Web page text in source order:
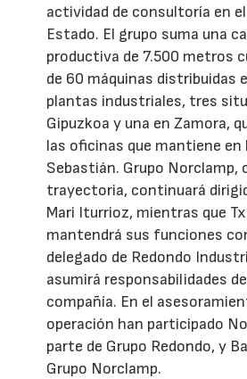
actividad de consultoría en
Estado. El grupo suma una
productiva de 7.500 metros
de 60 máquinas distribuidas
plantas industriales, tres
Gipuzkoa y una en Zamora,
las oficinas que mantiene en
Sebastián. Grupo Norclamp,
trayectoria, continuará
Mari Iturrioz, mientras que
mantendrá sus funciones
delegado de Redondo
asumirá responsabilidades
compañía. En el
operación han participado
parte de Grupo Redondo, y
Grupo Norclamp.